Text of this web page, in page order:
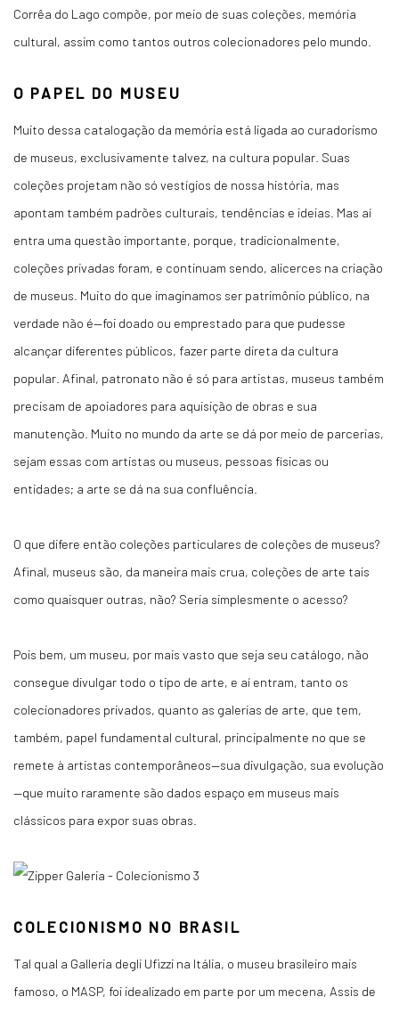
Corrêa do Lago compõe, por meio de suas coleções, memória
cultural, assim como tantos outros colecionadores pelo mundo.
O PAPEL DO MUSEU
Muito dessa catalogação da memória está ligada ao curadorismo
de museus, exclusivamente talvez, na cultura popular. Suas
coleções projetam não só vestígios de nossa história, mas
apontam também padrões culturais, tendências e ideias. Mas aí
entra uma questão importante, porque, tradicionalmente,
coleções privadas foram, e continuam sendo, alicerces na criação
de museus. Muito do que imaginamos ser patrimônio público, na
verdade não é—foi doado ou emprestado para que pudesse
alcançar diferentes públicos, fazer parte direta da cultura
popular. Afinal, patronato não é só para artistas, museus também
precisam de apoiadores para aquisição de obras e sua
manutenção. Muito no mundo da arte se dá por meio de parcerias,
sejam essas com artistas ou museus, pessoas físicas ou
entidades; a arte se dá na sua confluência.
O que difere então coleções particulares de coleções de museus?
Afinal, museus são, da maneira mais crua, coleções de arte tais
como quaisquer outras, não? Seria simplesmente o acesso?
Pois bem, um museu, por mais vasto que seja seu catálogo, não
consegue divulgar todo o tipo de arte, e aí entram, tanto os
colecionadores privados, quanto as galerias de arte, que tem,
também, papel fundamental cultural, principalmente no que se
remete à artistas contemporâneos—sua divulgação, sua evolução
—que muito raramente são dados espaço em museus mais
clássicos para expor suas obras.
COLECIONISMO NO BRASIL
Tal qual a Galleria degli Ufizzi na Itália, o museu brasileiro mais
famoso, o MASP, foi idealizado em parte por um mecena, Assis de